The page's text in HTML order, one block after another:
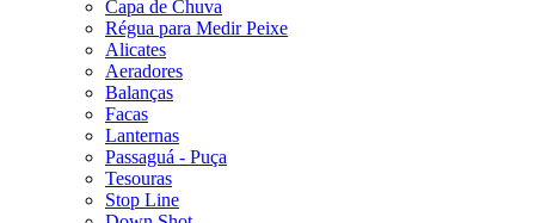
Capa de Chuva
Régua para Medir Peixe
Alicates
Aeradores
Balanças
Facas
Lanternas
Passaguá - Puça
Tesouras
Stop Line